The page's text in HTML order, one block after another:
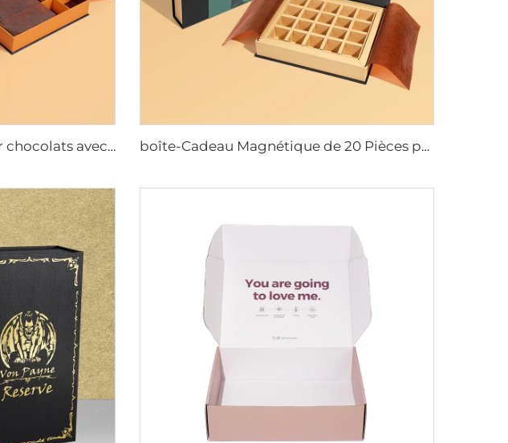
Boîte-cadeau de luxe pour chocolats avec fermeture magnétique personnalisable, avec nœud satiné et papier cireux pour chocolats boîte-Cadeau Magnétique de 20 Pièces pour Chocolats avec Couleur sur Mesure, Emballage Promotionnel pour la Saint-Valentin